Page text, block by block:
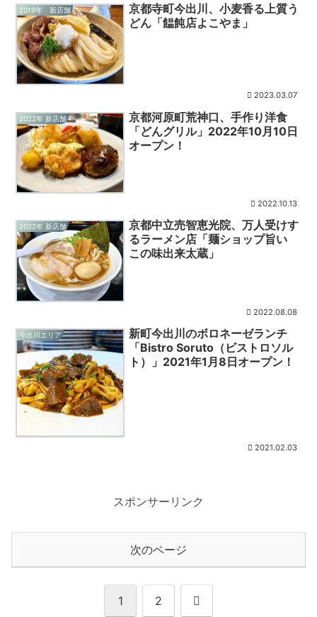
2019年 新店舗
京都寺町今出川、小麦香る上質う
どん「饂飩店よこやま」
2023.03.07
2022年 新店舗
京都河原町荒神口、手作り洋食
「どんグリル」2022年10月10日
オープン！
2022.10.13
2022年 新店舗
京都中立売智恵光院、万人受けす
るラーメン店「麺ショップ旨い
この味出来太蔵」
2022.08.08
今出川エリア
新町今出川のボロネーゼランチ
「Bistro Soruto（ビストロソル
ト）」2021年1月8日オープン！
2021.02.03
スポンサーリンク
次のページ
1 2 次